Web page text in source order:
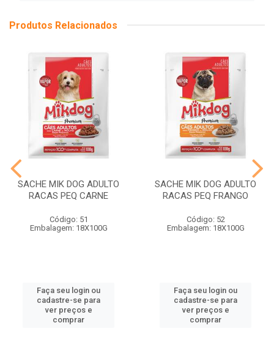
Produtos Relacionados
SACHE MIK DOG ADULTO
RACAS PEQ CARNE
Código: 51
Embalagem: 18X100G
Faça seu login ou
cadastre-se para
ver preços e
comprar
SACHE MIK DOG ADULTO
RACAS PEQ FRANGO
Código: 52
Embalagem: 18X100G
Faça seu login ou
cadastre-se para
ver preços e
comprar